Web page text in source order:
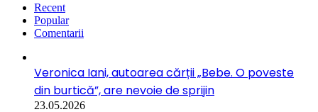
Recent
Popular
Comentarii
Veronica Iani, autoarea cărții „Bebe. O poveste
din burtică”, are nevoie de sprijin
23.05.2026